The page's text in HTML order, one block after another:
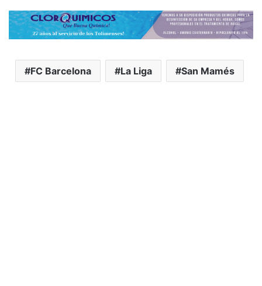
FC Barcelona La Liga San Mamés